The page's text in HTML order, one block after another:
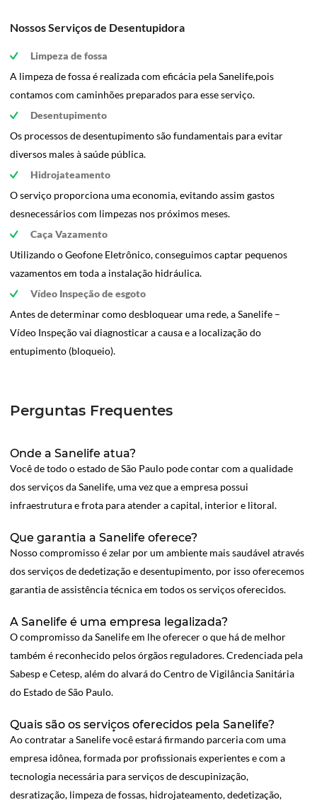
Nossos Serviços de Desentupidora
Limpeza de fossa
A limpeza de fossa é realizada com eficácia pela Sanelife,pois
contamos com caminhões preparados para esse serviço.
Desentupimento
Os processos de desentupimento são fundamentais para evitar
diversos males à saúde pública.
Hidrojateamento
O serviço proporciona uma economia, evitando assim gastos
desnecessários com limpezas nos próximos meses.
Caça Vazamento
Utilizando o Geofone Eletrônico, conseguimos captar pequenos
vazamentos em toda a instalação hidráulica.
Vídeo Inspeção de esgoto
Antes de determinar como desbloquear uma rede, a Sanelife –
Vídeo Inspeção vai diagnosticar a causa e a localização do
entupimento (bloqueio).
Perguntas Frequentes
Onde a Sanelife atua?
Você de todo o estado de São Paulo pode contar com a qualidade
dos serviços da Sanelife, uma vez que a empresa possui
infraestrutura e frota para atender a capital, interior e litoral.
Que garantia a Sanelife oferece?
Nosso compromisso é zelar por um ambiente mais saudável através
dos serviços de dedetização e desentupimento, por isso oferecemos
garantia de assistência técnica em todos os serviços oferecidos.
A Sanelife é uma empresa legalizada?
O compromisso da Sanelife em lhe oferecer o que há de melhor
também é reconhecido pelos órgãos reguladores. Credenciada pela
Sabesp e Cetesp, além do alvará do Centro de Vigilância Sanitária
do Estado de São Paulo.
Quais são os serviços oferecidos pela Sanelife?
Ao contratar a Sanelife você estará firmando parceria com uma
empresa idônea, formada por profissionais experientes e com a
tecnologia necessária para serviços de descupinização,
desratização, limpeza de fossas, hidrojateamento, dedetização,